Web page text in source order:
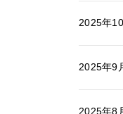
2025年
2025年9
2025年8